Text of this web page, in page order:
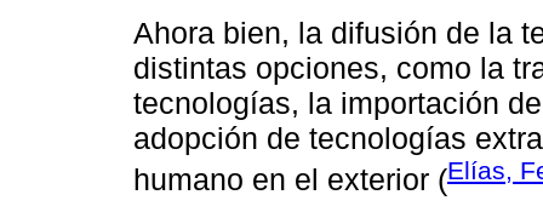
Ahora bien, la difusión de la
distintas opciones, como la
tecnologías, la importación
adopción de tecnologías
humano en el exterior (Elías,